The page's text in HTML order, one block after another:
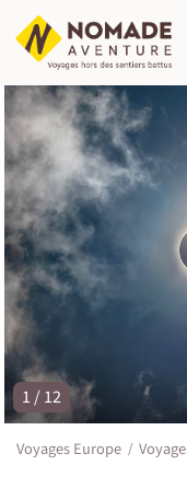
1 / 12
Voyages Europe